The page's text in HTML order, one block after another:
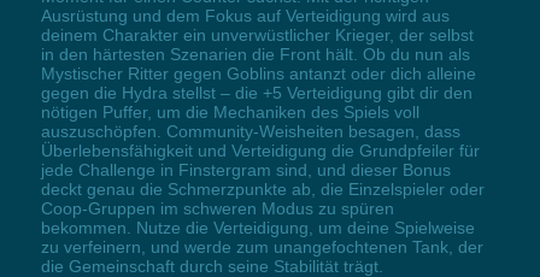
Ausrüstung und dem Fokus auf Verteidigung wird aus
deinem Charakter ein unverwüstlicher Krieger, der selbst
in den härtesten Szenarien die Front hält. Ob du nun als
Mystischer Ritter gegen Goblins antanzt oder dich alleine
gegen die Hydra stellst – die +5 Verteidigung gibt dir den
nötigen Puffer, um die Mechaniken des Spiels voll
auszuschöpfen. Community-Weisheiten besagen, dass
Überlebensfähigkeit und Verteidigung die Grundpfeiler für
jede Challenge in Finstergram sind, und dieser Bonus
deckt genau die Schmerzpunkte ab, die Einzelspieler oder
Coop-Gruppen im schweren Modus zu spüren
bekommen. Nutze die Verteidigung, um deine Spielweise
zu verfeinern, und werde zum unangefochtenen Tank, der
die Gemeinschaft durch seine Stabilität trägt.